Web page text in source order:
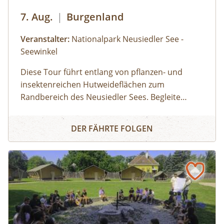
7. Aug. | Burgenland
Veranstalter: Nationalpark Neusiedler See -
Seewinkel
Diese Tour führt entlang von pflanzen- und
insektenreichen Hutweideflächen zum
Randbereich des Neusiedler Sees. Begleite
Teilgebiete des Nationalparks. Je nach
Wasserstand entdeckst du im schlammigen
Seidenreiher und Löffler bei der Jagd nach
Fischen. Mit etwas Glück siehst du auch
Graurinder und Wasserbüffel am Nordende
ihrer weitläufigen Koppel. Im Sandeck selbst
triffst du auf die Weißen Esel, deren Aufgabe es
Sandeck: Ein Blick in die Naturzone - Fahrradtour
DER FÄHRTE FOLGEN